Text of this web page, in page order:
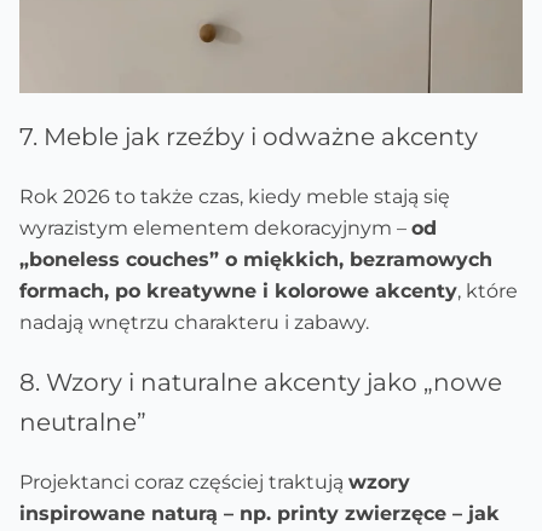
7. Meble jak rzeźby i odważne akcenty
Rok 2026 to także czas, kiedy meble stają się
wyrazistym elementem dekoracyjnym – od
„boneless couches” o miękkich, bezramowych
formach, po kreatywne i kolorowe akcenty, które
nadają wnętrzu charakteru i zabawy.
8. Wzory i naturalne akcenty jako „nowe
neutralne”
Projektanci coraz częściej traktują wzory
inspirowane naturą – np. printy zwierzęce – jak